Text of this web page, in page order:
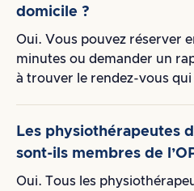
domicile ?
Oui. Vous pouvez réserver
minutes ou demander un
à trouver le rendez-vous
Les physiothérapeutes
sont-ils membres de
Oui. Tous les